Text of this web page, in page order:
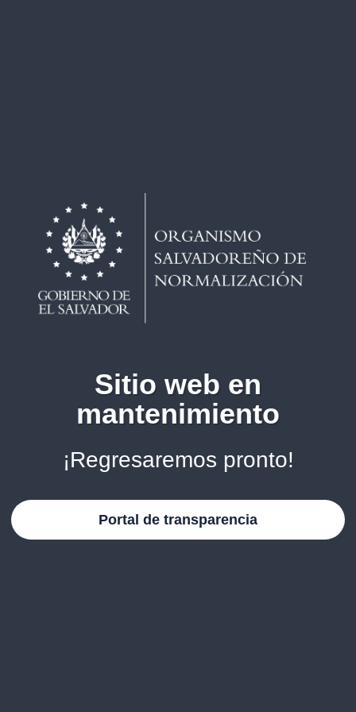
Sitio web en
mantenimiento
¡Regresaremos pronto!
Portal de transparencia